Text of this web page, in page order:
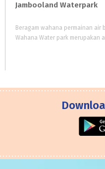
Jambooland Waterpark
Beragam wahana permainan air